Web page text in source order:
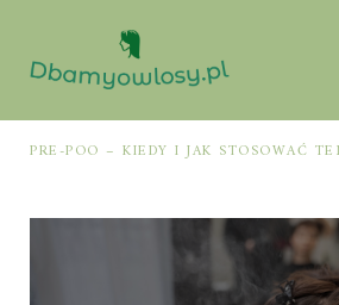
PRE-POO – KIEDY I JAK STOSOWAĆ TEN ZABIEG, BY CHRONIĆ I NAWILŻAĆ WŁOSY PRZED MYCIEM SZAMPONEM